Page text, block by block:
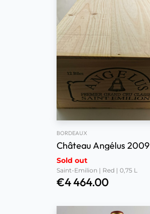
BORDEAUX
Château Angélus 2009
Sold out
Saint-Emilion | Red | 0,75 L
€4 464.00